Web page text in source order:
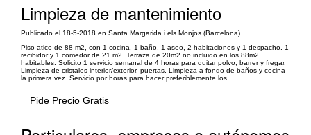
Limpieza de mantenimiento
Publicado el 18-5-2018 en Santa Margarida i els Monjos (Barcelona)
Piso atico de 88 m2, con 1 cocina, 1 baño, 1 aseo, 2 habitaciones y 1 despacho. 1
recibidor y 1 comedor de 21 m2. Terraza de 20m2 no incluido en los 88m2
habitables. Solicito 1 servicio semanal de 4 horas para quitar polvo, barrer y fregar.
Limpieza de cristales interior/exterior, puertas. Limpieza a fondo de baños y cocina
la primera vez. Servicio por horas para hacer preferiblemente los...
Pide Precio Gratis